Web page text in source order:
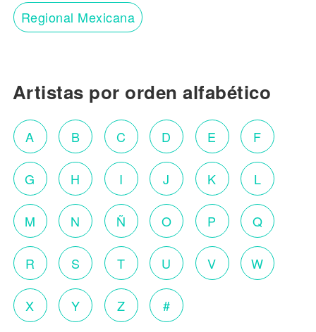
Regional Mexicana
Artistas por orden alfabético
A B C D E F
G H I J K L
M N Ñ O P Q
R S T U V W
X Y Z #